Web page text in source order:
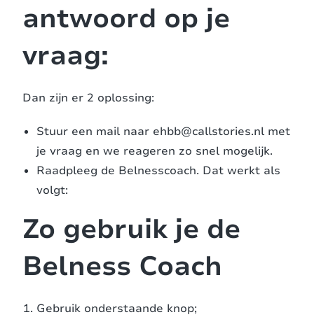
antwoord op je
vraag:
Dan zijn er 2 oplossing:
Stuur een mail naar ehbb@callstories.nl met
je vraag en we reageren zo snel mogelijk.
Raadpleeg de Belnesscoach. Dat werkt als
volgt:
Zo gebruik je de
Belness Coach
Gebruik onderstaande knop;